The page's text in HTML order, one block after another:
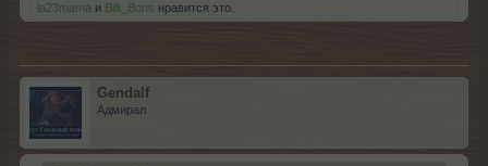
la23mama и Billi_Bons нравится это.
Gendalf
Адмирал